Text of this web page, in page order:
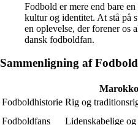
Fodbold er mere end bare
kultur og identitet. At stå på
en oplevelse, der forener os
dansk fodboldfan.
Sammenligning af
Marokko
Fodboldhistorie Rig og
Fodboldfans
Lidenskabelige